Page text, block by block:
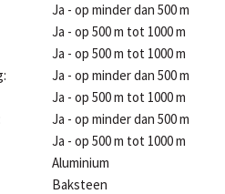
Ja - op minder dan 500 m
Ja - op 500 m tot 1000 m
Ja - op 500 m tot 1000 m
Ja - op minder dan 500 m
Ja - op 500 m tot 1000 m
Ja - op minder dan 500 m
Ja - op 500 m tot 1000 m
Aluminium
Baksteen